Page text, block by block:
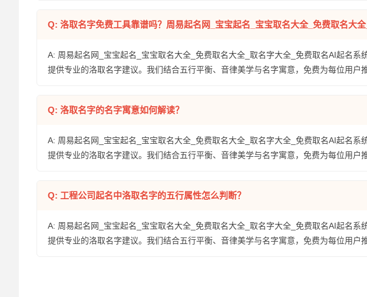
Q: 洛取名字免费工具靠谱吗？周易起名网_宝宝起名_宝宝取名大全_免费取名大
A: 周易起名网_宝宝起名_宝宝取名大全_免费取名大全_取名字大全_免费取名AI起名
提供专业的洛取名字建议。我们结合五行平衡、音律美学与名字寓意，免费为每位用户
Q: 洛取名字的名字寓意如何解读？
A: 周易起名网_宝宝起名_宝宝取名大全_免费取名大全_取名字大全_免费取名AI起名
提供专业的洛取名字建议。我们结合五行平衡、音律美学与名字寓意，免费为每位用户
Q: 工程公司起名中洛取名字的五行属性怎么判断？
A: 周易起名网_宝宝起名_宝宝取名大全_免费取名大全_取名字大全_免费取名AI起名
提供专业的洛取名字建议。我们结合五行平衡、音律美学与名字寓意，免费为每位用户